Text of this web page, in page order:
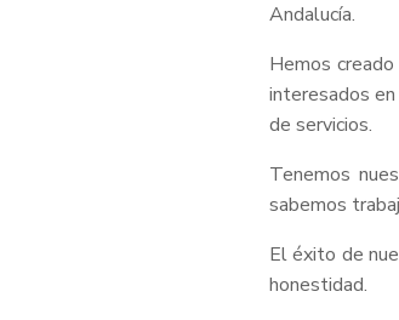
Andalucía.
Hemos
interesados
de servicios.
Tenemos
sabemos
El éxito de
honestidad.